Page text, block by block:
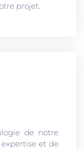
projet.
de notre
et de